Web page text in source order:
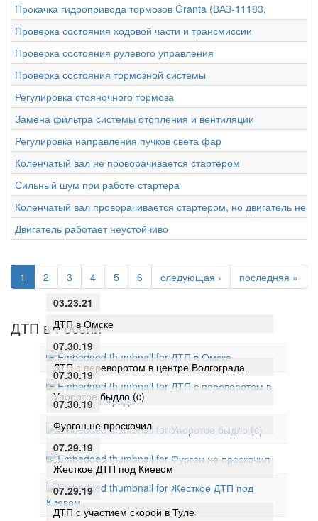
Прокачка гидропривода тормозов Granta (ВАЗ-11183,
Проверка состояния ходовой части и трансмиссии
Проверка состояния рулевого управления
Проверка состояния тормозной системы
Регулировка стояночного тормоза
Замена фильтра системы отопления и вентиляции
Регулировка направления пучков света фар
Коленчатый вал не проворачивается стартером
Сильный шум при работе стартера
Коленчатый вал проворачивается стартером, но двигатель не
Двигатель работает неустойчиво
1 2 3 4 5 6 следующая › последняя »
ДТП в России
03.23.21
ДТП в Омске
07.30.19
ДТП с переворотом в центре Волгограда
07.30.19
Упоротое быдло (c)
07.30.19
Фургон не проскочил
07.29.19
Жесткое ДТП под Киевом
07.29.19
ДТП с участием скорой в Туле